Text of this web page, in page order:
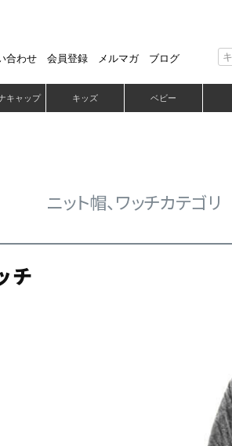
合わせ 会員登録 メルマガ ブログ
キャップ キッズ ベビー
ニット帽、ワッチカテゴリ
チ